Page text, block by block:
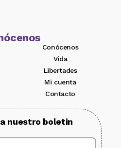
Conócenos
Vida
Libertades
Mi cuenta
Contacto
nuestro boletin